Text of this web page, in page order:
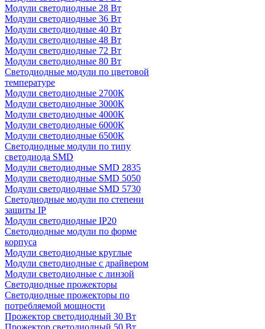
Модули светодиодные 28 Вт
Модули светодиодные 36 Вт
Модули светодиодные 40 Вт
Модули светодиодные 48 Вт
Модули светодиодные 72 Вт
Модули светодиодные 80 Вт
Светодиодные модули по цветовой
температуре
Модули светодиодные 2700К
Модули светодиодные 3000К
Модули светодиодные 4000К
Модули светодиодные 6000К
Модули светодиодные 6500К
Светодиодные модули по типу
светодиода SMD
Модули светодиодные SMD 2835
Модули светодиодные SMD 5050
Модули светодиодные SMD 5730
Светодиодные модули по степени
защиты IP
Модули светодиодные IP20
Светодиодные модули по форме
корпуса
Модули светодиодные круглые
Модули светодиодные с драйвером
Модули светодиодные с линзой
Светодиодные прожекторы
Светодиодные прожекторы по
потребляемой мощности
Прожектор светодиодный 30 Вт
Прожектор светодиодный 50 Вт